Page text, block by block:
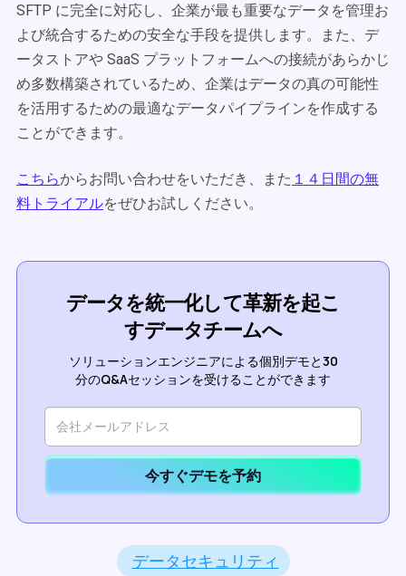
SFTP に完全に対応し、企業が最も重要なデータを管理お
よび統合するための安全な手段を提供します。また、デ
ータストアや SaaS プラットフォームへの接続があらかじ
め多数構築されているため、企業はデータの真の可能性
を活用するための最適なデータパイプラインを作成する
ことができます。
こちらからお問い合わせをいただき、また １４日間の無
料トライアルをぜひお試しください。
データを統一化して革新を起こ
すデータチームへ
ソリューションエンジニアによる個別デモと30
分のQ&Aセッションを受けることができます
今すぐデモを予約
データセキュリティ